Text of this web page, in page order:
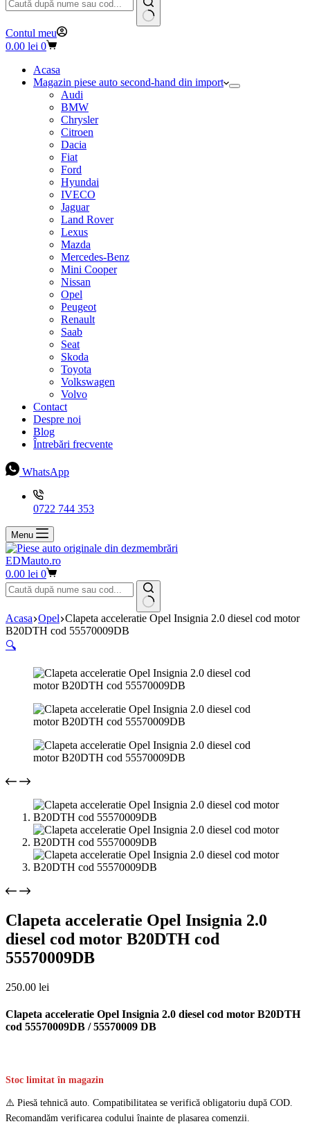
Niciun
rezultat
Contul meu
Coș
cumpărături
0.00 lei 0
Acasa
Magazin piese auto second-hand din import
Audi
BMW
Chrysler
Citroen
Dacia
Fiat
Ford
Hyundai
IVECO
Jaguar
Land Rover
Lexus
Mazda
Mercedes-Benz
Mini Cooper
Nissan
Opel
Peugeot
Renault
Saab
Seat
Skoda
Toyota
Volkswagen
Volvo
Contact
Despre noi
Blog
Întrebări frecvente
WhatsApp
0722 744 353
Menu
EDMauto.ro
Coș
de
cumpărături
0.00 lei 0
Niciun
rezultat
Acasa Opel Clapeta acceleratie Opel Insignia 2.0 diesel cod motor
B20DTH cod 55570009DB
🔍
Clapeta acceleratie Opel Insignia 2.0
diesel cod motor B20DTH cod
55570009DB
250.00 lei
Clapeta acceleratie Opel Insignia 2.0 diesel cod motor B20DTH
cod 55570009DB / 55570009 DB
Stoc limitat în magazin
⚠️ Piesă tehnică auto. Compatibilitatea se verifică obligatoriu după COD.
Recomandăm verificarea codului înainte de plasarea comenzii.